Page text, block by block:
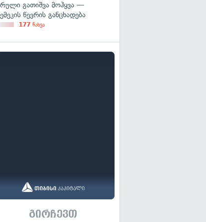
გათიშვა მოჰყვა —
წევრის განცხადება
177 ნახვა
გირჩევთ